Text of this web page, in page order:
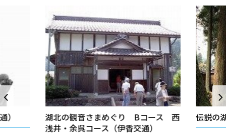
）
湖北の観音さまめぐり Bコース 西
浅井・余呉コース（伊香交通）
伝説の